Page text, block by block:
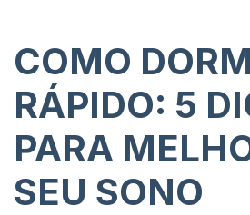
COMO
RÁPIDO: 5
PARA
SEU SONO